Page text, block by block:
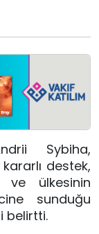
Sybiha,
destek,
ve ülkesinin
sunduğu
belirtti.